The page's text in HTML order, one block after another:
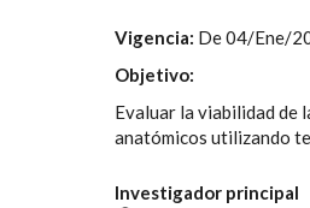
Vigencia: De04/Ene/
Objetivo:
Evaluar la viabilidad de
anatómicos utilizando
Investigador principal